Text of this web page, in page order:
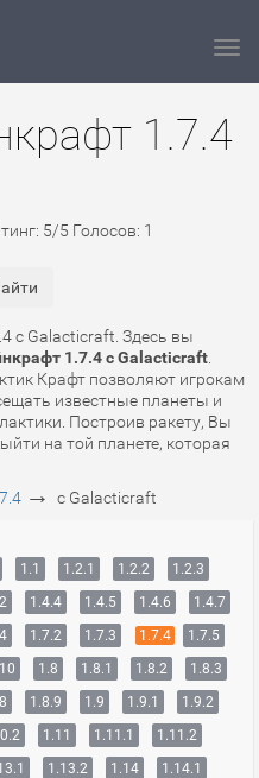
1.7.4
5/5 Голосов: 1
с Galacticraft. Здесь вы
1.7.4 с Galacticraft
Крафт позволяют игрокам
известные планеты и
Построив ракету, Вы
на той планете, которая
→ с Galacticraft
1.1 1.2.1 1.2.2
1.2.3
1.4.4 1.4.5 1.4.6
1.4.7
1.7.2 1.7.3 1.7.4
1.7.5
1.8 1.8.1 1.8.2
1.8.3
1.8.9 1.9 1.9.1
1.9.2
1.11 1.11.1
1.11.2
1.13.2 1.14
1.14.1